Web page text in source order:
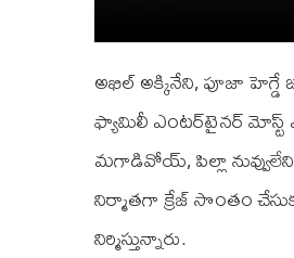
అఖిల్ అక్కినేని, పూజా హెగ్డే
ఫ్యామిలీ ఎంటర్‌టైనర్ మోస్ట్
మ‌గాడివోయ్‌, పిల్లా
నిర్మాతగా క్రేజ్ సొంతం
నిర్మిస్తున్నారు.